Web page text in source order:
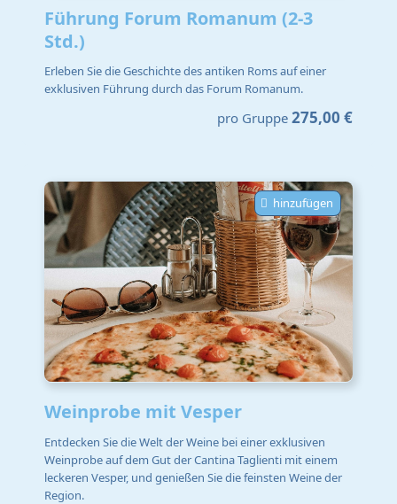
Führung Forum Romanum (2-3
Std.)
Erleben Sie die Geschichte des antiken Roms auf einer
exklusiven Führung durch das Forum Romanum.
pro Gruppe 275,00 €
hinzufügen
Weinprobe mit Vesper
Entdecken Sie die Welt der Weine bei einer exklusiven
Weinprobe auf dem Gut der Cantina Taglienti mit einem
leckeren Vesper, und genießen Sie die feinsten Weine der
Region.